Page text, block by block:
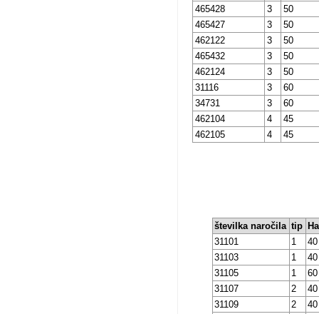
465428
3
50
465427
3
50
462122
3
50
465432
3
50
462124
3
50
31116
3
60
34731
3
60
462104
4
45
462105
4 45
številka naročila tip
31101
1
40
31103
1
40
31105
1
60
31107
2
40
31109
2
40